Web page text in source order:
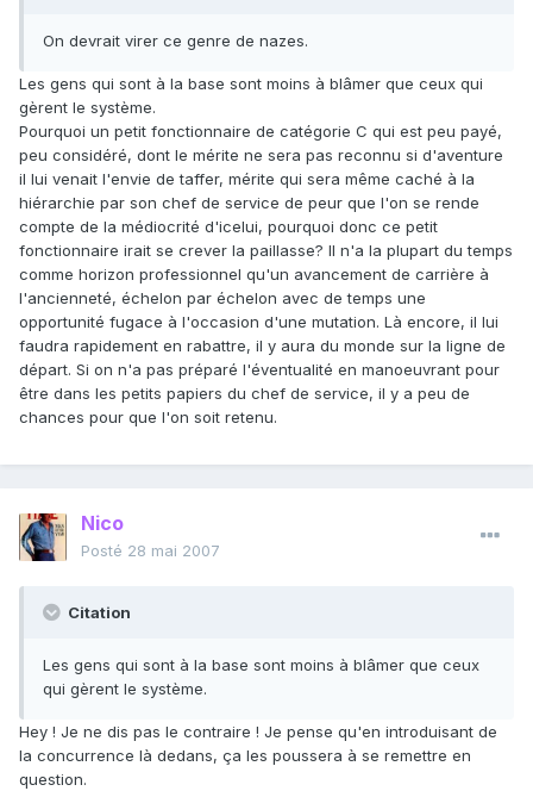
On devrait virer ce genre de nazes.
Les gens qui sont à la base sont moins à blâmer que ceux qui
gèrent le système.
Pourquoi un petit fonctionnaire de catégorie C qui est peu payé,
peu considéré, dont le mérite ne sera pas reconnu si d'aventure
il lui venait l'envie de taffer, mérite qui sera même caché à la
hiérarchie par son chef de service de peur que l'on se rende
compte de la médiocrité d'icelui, pourquoi donc ce petit
fonctionnaire irait se crever la paillasse? Il n'a la plupart du temps
comme horizon professionnel qu'un avancement de carrière à
l'ancienneté, échelon par échelon avec de temps une
opportunité fugace à l'occasion d'une mutation. Là encore, il lui
faudra rapidement en rabattre, il y aura du monde sur la ligne de
départ. Si on n'a pas préparé l'éventualité en manoeuvrant pour
être dans les petits papiers du chef de service, il y a peu de
chances pour que l'on soit retenu.
Nico
Posté 28 mai 2007
Citation
Les gens qui sont à la base sont moins à blâmer que ceux
qui gèrent le système.
Hey ! Je ne dis pas le contraire ! Je pense qu'en introduisant de
la concurrence là dedans, ça les poussera à se remettre en
question.